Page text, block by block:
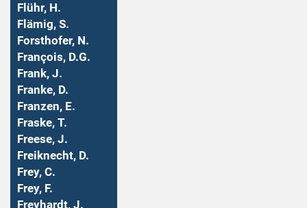
Flühr, H.
Flämig, S.
Forsthofer, N.
François, D.G.
Frank, J.
Franke, D.
Franzen, E.
Fraske, T.
Freese, J.
Freiknecht, D.
Frey, C.
Frey, F.
Freyhardt, J.